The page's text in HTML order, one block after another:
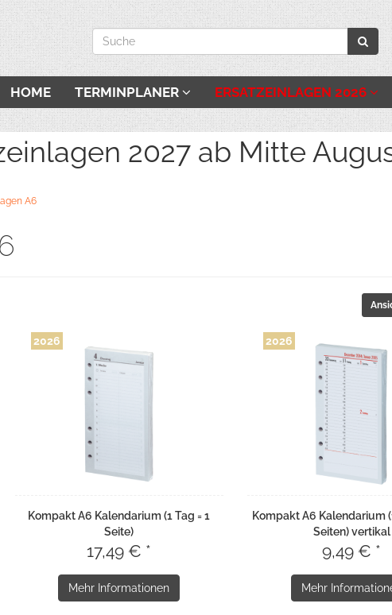
HOME TERMINPLANER ERSATZEINLAGEN 2026
2027 ab Mitte August
A6
2026
Kompakt A6 Kalendarium (1 Tag = 1
Seite)
17,49 € *
Mehr Informationen
2026
Kompakt A6 Kalendarium
Seiten) vertikal
9,49 € *
Mehr